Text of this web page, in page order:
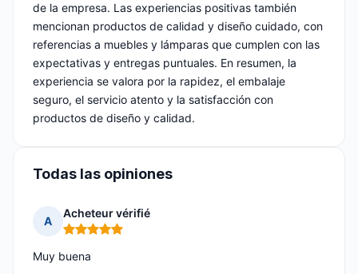
de la empresa. Las experiencias positivas también
mencionan productos de calidad y diseño cuidado, con
referencias a muebles y lámparas que cumplen con las
expectativas y entregas puntuales. En resumen, la
experiencia se valora por la rapidez, el embalaje
seguro, el servicio atento y la satisfacción con
productos de diseño y calidad.
Todas las opiniones
A
Acheteur vérifié
Nota: 5 de 5
Muy buena